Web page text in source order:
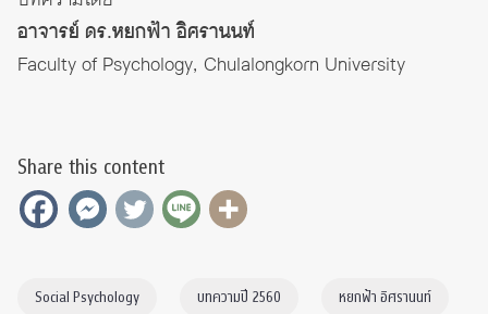
อาจารย์ ดร.หยกฟ้า อิศรานนท์
Faculty of Psychology, Chulalongkorn University
Share this content
Social Psychology บทความปี 2560 หยกฟ้า อิศรานนท์